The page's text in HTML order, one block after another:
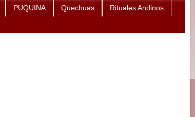
PUQUINA Quechuas Rituales Andinos